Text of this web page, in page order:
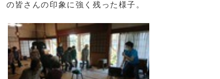
の皆さんの印象に強く残った様子。